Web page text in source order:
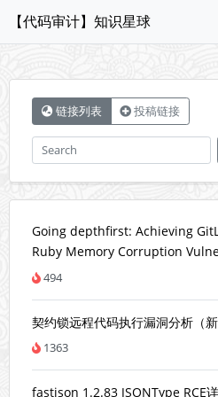
【代码审计】知识星球
链接列表 投稿链接
Going depthfirst: Achieving
Ruby Memory Corruption
494
契约锁远程代码执行漏洞分析（新
1363
fastjson 1.2.83 JSONType RCE